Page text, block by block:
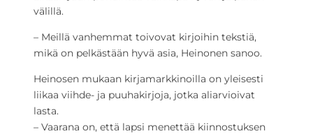
välillä.
– Meillä vanhemmat toivovat kirjoihin tekstiä,
mikä on pelkästään hyvä asia, Heinonen sanoo.
Heinosen mukaan kirjamarkkinoilla on yleisesti
liikaa viihde- ja puuhakirjoja, jotka aliarvioivat
lasta.
– Vaarana on, että lapsi menettää kiinnostuksen